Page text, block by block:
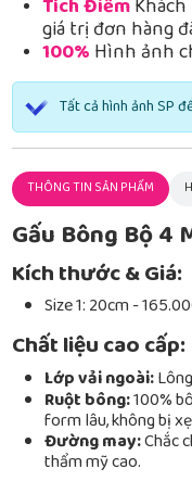
Tích Điểm
giá trị đơn hàng
100% Hình ảnh
Tất cả hình ảnh SP
THÔNG TIN SẢN PHẨM
Gấu Bông Bộ 4
Kích thước & Giá:
Size 1: 20cm -
Chất liệu cao cấp:
Lớp vải ngoài:
Ruột bông:100%
form lâu, không bị
Đường may:Chắc
thẩm mỹ cao.